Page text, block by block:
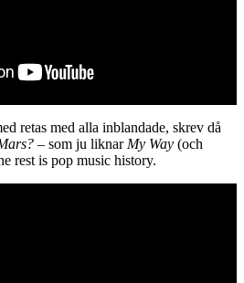
retas med alla inblandade, skrev då
– som ju liknar My Way (och
rest is pop music history.